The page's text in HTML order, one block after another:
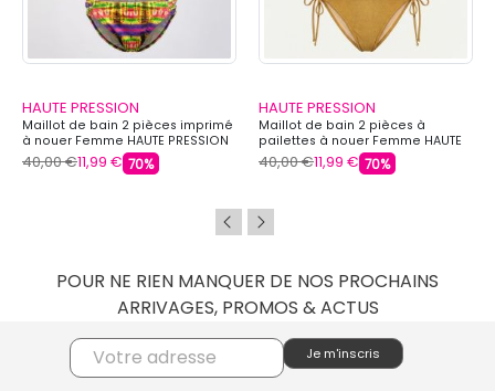
HAUTE PRESSION
Maillot de bain 2 pièces imprimé
à nouer Femme HAUTE PRESSION
40,00 €11,99 € 70%
HAUTE PRESSION
Maillot de bain 2 pièces à
pailettes à nouer Femme HAUTE
PRESSION
40,00 €11,99 € 70%
POUR NE RIEN MANQUER DE NOS PROCHAINS
ARRIVAGES, PROMOS & ACTUS